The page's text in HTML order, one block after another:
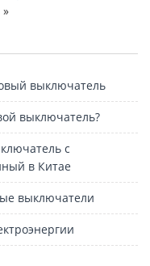
т
ь
»
выключатель
выключатель?
с
в Китае
выключатели